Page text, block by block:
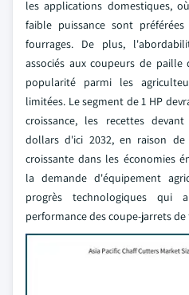
les applications domestiques,
faible puissance sont
fourrages. De plus,
associés aux coupeurs de
popularité parmi les
limitées. Le segment de 1 HP
croissance, les recettes
dollars d'ici 2032, en raison
croissante dans les économies
la demande d'équipement
progrès technologiques qui
performance des coupe-jarrets de